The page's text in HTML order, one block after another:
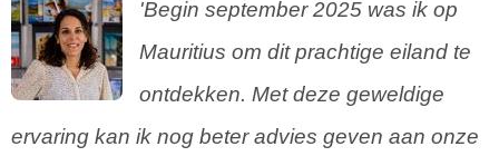
'Begin september 2025 was ik op
Mauritius om dit prachtige eiland te
ontdekken. Met deze geweldige
ervaring kan ik nog beter advies geven aan onze